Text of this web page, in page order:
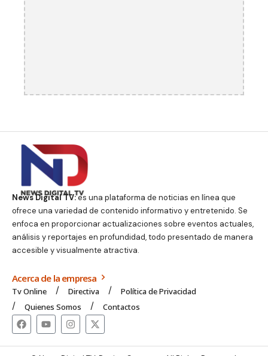
News Digital TV:es una plataforma de noticias en línea que
ofrece una variedad de contenido informativo y entretenido. Se
enfoca en proporcionar actualizaciones sobre eventos actuales,
análisis y reportajes en profundidad, todo presentado de manera
accesible y visualmente atractiva.
Acerca de la empresa
Tv Online Directiva
Política de Privacidad
Quienes Somos
Contactos